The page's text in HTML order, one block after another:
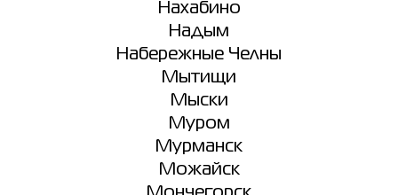
Нахабино
Надым
Набережные Челны
Мытищи
Мыски
Муром
Мурманск
Можайск